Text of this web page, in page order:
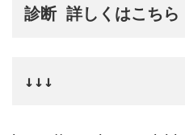
診断 詳しくはこちら
↓↓↓